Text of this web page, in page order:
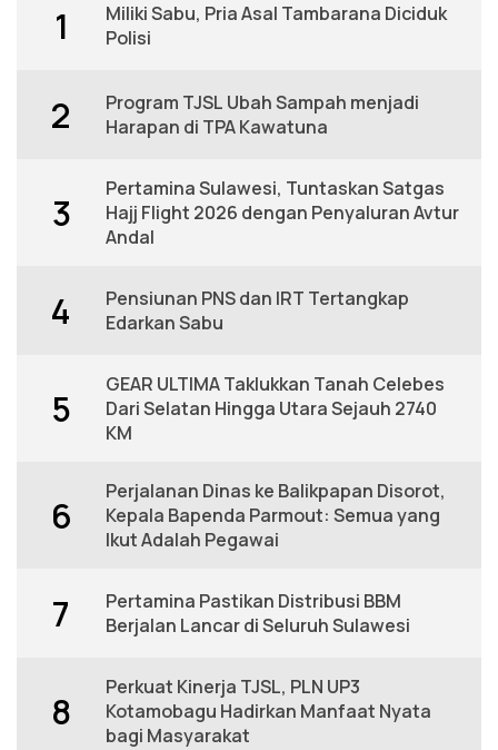
1
Miliki Sabu, Pria Asal Tambarana Diciduk
Polisi
2
Program TJSL Ubah Sampah menjadi
Harapan di TPA Kawatuna
3
Pertamina Sulawesi, Tuntaskan Satgas
Hajj Flight 2026 dengan Penyaluran Avtur
Andal
4
Pensiunan PNS dan IRT Tertangkap
Edarkan Sabu
5
GEAR ULTIMA Taklukkan Tanah Celebes
Dari Selatan Hingga Utara Sejauh 2740
KM
6
Perjalanan Dinas ke Balikpapan Disorot,
Kepala Bapenda Parmout: Semua yang
Ikut Adalah Pegawai
7
Pertamina Pastikan Distribusi BBM
Berjalan Lancar di Seluruh Sulawesi
8
Perkuat Kinerja TJSL, PLN UP3
Kotamobagu Hadirkan Manfaat Nyata
bagi Masyarakat